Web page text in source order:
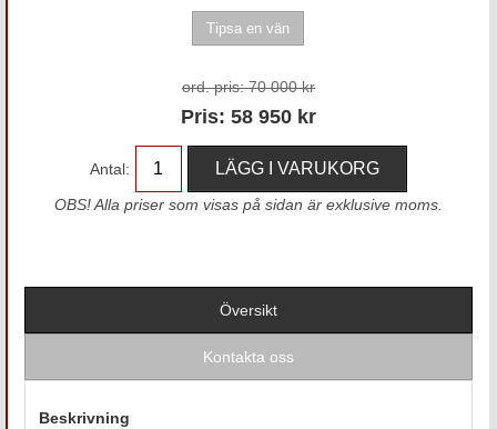
ord. pris: 70 000 kr
Pris: 58 950 kr
Antal:
OBS! Alla priser som visas på sidan är exklusive moms.
Översikt
Kontakta oss
Beskrivning